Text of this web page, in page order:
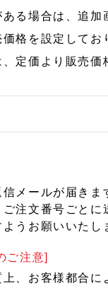
る場合は、追
価格を設定して
定価より販売
信メールが届き
ご注文番号ごと
うお願いいたし
ご注意]
上、お客様都合